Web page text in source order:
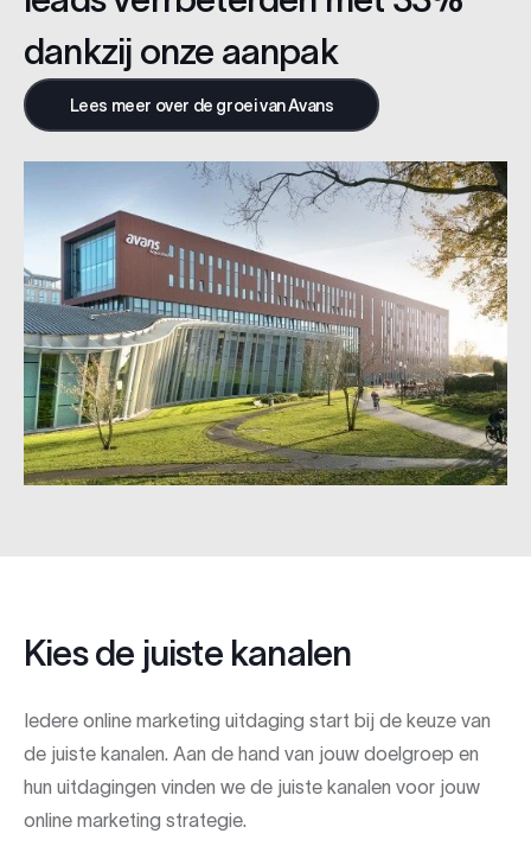
dankzij onze aanpak
Lees meer over de groei van Avans
Kies de juiste kanalen
Iedere online marketing uitdaging start bij de keuze van
de juiste kanalen. Aan de hand van jouw doelgroep en
hun uitdagingen vinden we de juiste kanalen voor jouw
online marketing strategie.